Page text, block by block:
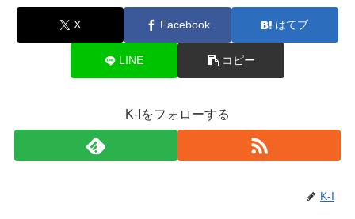
X Facebook はてブ
LINE コピー
K-Iをフォローする
K-I